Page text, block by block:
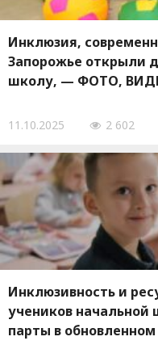
Инклюзия,
Запорожье открыли
школу, — ФОТО,
11.10.2025 2 602
Инклюзивность и
учеников начальной
парты в